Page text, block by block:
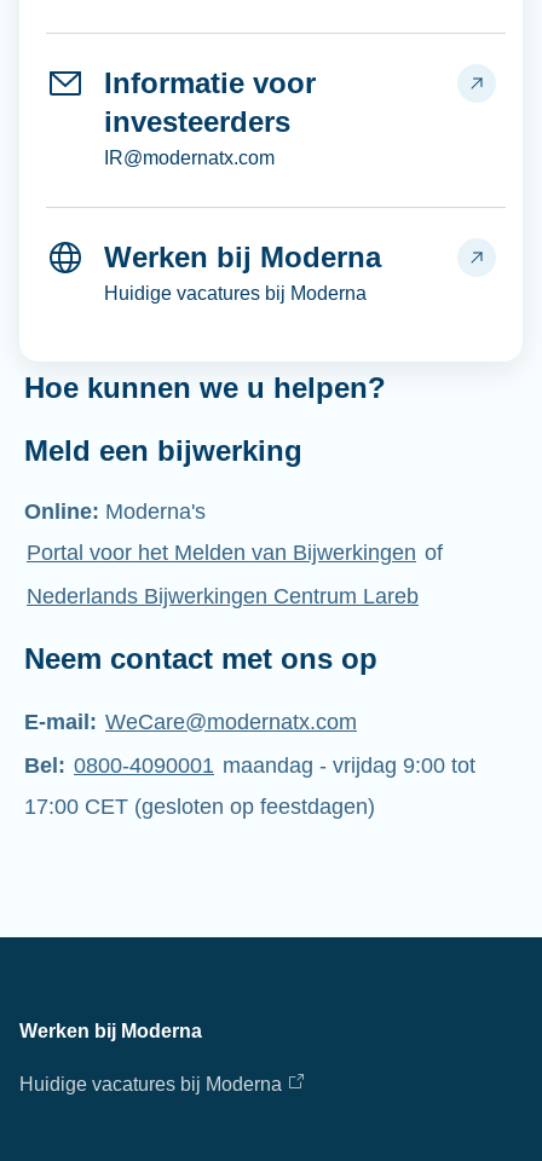
Informatie voor
investeerders
IR@modernatx.com
Werken bij Moderna
Huidige vacatures bij Moderna
Hoe kunnen we u helpen?
Meld een bijwerking
Online: Moderna's
Portal voor het Melden van Bijwerkingen of
Nederlands Bijwerkingen Centrum Lareb
Neem contact met ons op
E-mail: WeCare@modernatx.com
Bel: 0800-4090001 maandag - vrijdag 9:00 tot
17:00 CET (gesloten op feestdagen)
Werken bij Moderna
Huidige vacatures bij Moderna